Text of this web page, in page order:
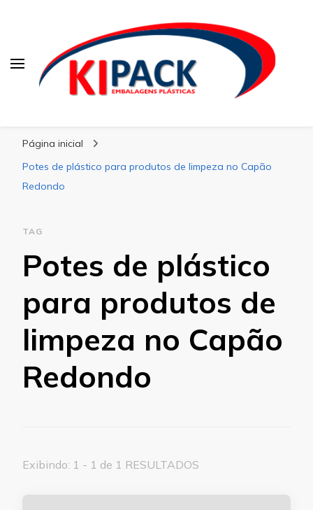
Página inicial
Potes de plástico para produtos de limpeza no Capão
Redondo
TAG
Potes de plástico
para produtos de
limpeza no Capão
Redondo
Exibindo: 1 - 1 de 1 RESULTADOS